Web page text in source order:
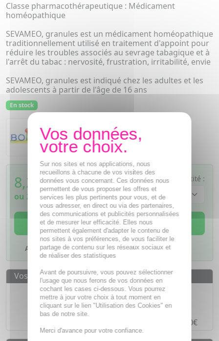
Classe pharmacothérapeutique : Médicament
homéopathique
SEVAMEO, granules est un médicament homéopathique
traditionnellement utilisé en traitement d'appoint pour
réduire les troubles associés au sevrage tabagique et à
l'arrêt du tabac : nervosité, frustration, irritabilité, envie
SEVAMEO, granules est indiqué chez les adultes et les
adolescents à partir de l'âge de 16 ans
En stock
Boiron 3 tubes
8,25€ TTC
ou 2,06€si 4 fois sans frais
Quantité :
AJOUTER AU PANIER
Ajouter à mes favoris
Vos avantages
Des prixIMBATTABLES
Paiement en ligneSÉCURISÉ
à partir de 30€
Sur nos sites et nos applications, nous
recueillons à chacune de vos visites des
données vous concernant. Ces données nous
permettent de vous proposer les offres et
services les plus pertinents pour vous, et de
vous adresser, en direct ou via des partenaires,
des communications et publicités personnalisées
et de mesurer leur efficacité. Elles nous
permettent également d'adapter le contenu de
nos sites à vos préférences, de vous faciliter le
partage de contenu sur les réseaux sociaux et
de réaliser des statistiques
Avant de poursuivre, vous pouvez sélectionner
l'usage que nous ferons de vos données en
cochant les cases ci-dessous. Vous pourrez
mettre à jour votre choix à tout moment en
cliquant sur le lien "Utilisation des Cookies" en
bas de notre site.
Merci d'avance pour votre confiance.